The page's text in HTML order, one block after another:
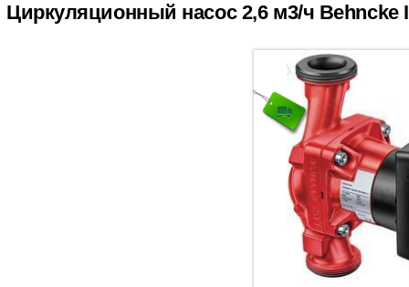
Циркуляционный насос 2,6 м3/ч Behncke